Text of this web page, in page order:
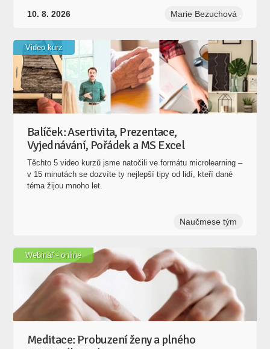
Balíček: Asertivita, Prezentace,
Vyjednávání, Pořádek a MS Excel
v 15 minutách se dozvíte ty nejlepší tipy od lidí, kteří dané
téma žijou mnoho let.
Meditace: Probuzení ženy a plného
potenciálu v nás
jim v životě něco chybí. Z meditace bude pořízena